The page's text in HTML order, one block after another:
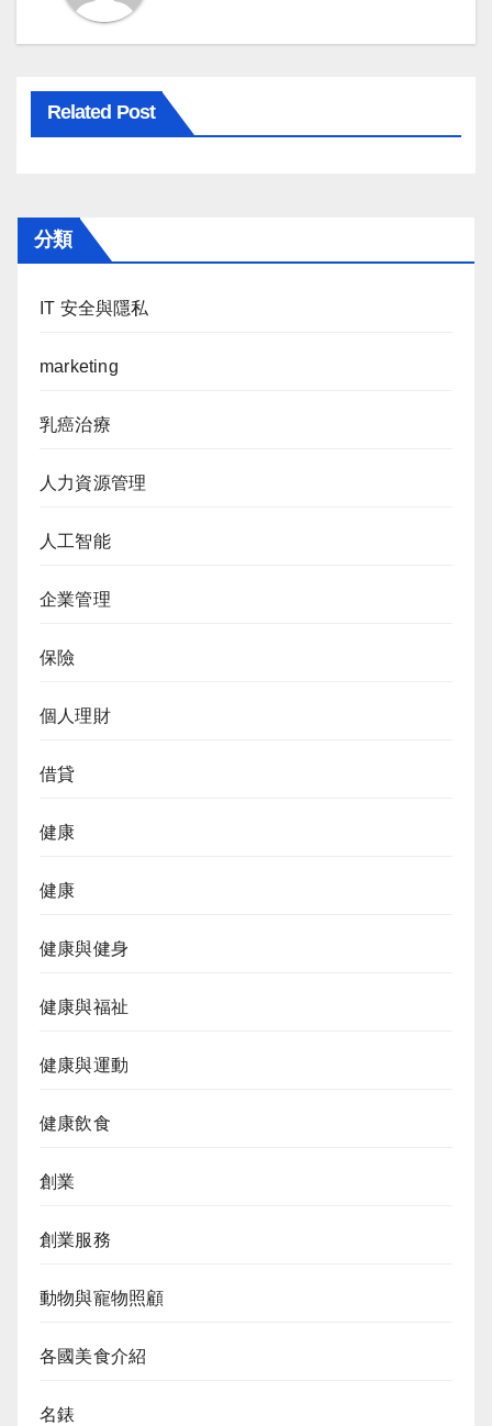
Related Post
分類
IT 安全與隱私
marketing
乳癌治療
人力資源管理
人工智能
企業管理
保險
個人理財
借貸
健康
健康
健康與健身
健康與福祉
健康與運動
健康飲食
創業
創業服務
動物與寵物照顧
各國美食介紹
名錶